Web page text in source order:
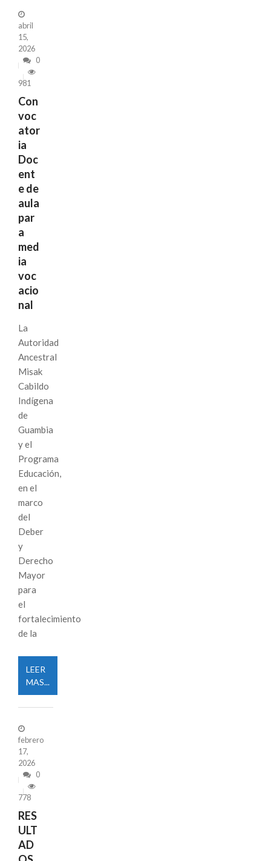
abril
15,
2026
0
981
Con
voc
ator
ia
Doc
ent
e de
aula
par
a
med
ia
voc
acio
nal
La
Autoridad
Ancestral
Misak
Cabildo
Indígena
de
Guambia
y el
Programa
Educación,
en el
marco
del
Deber
y
Derecho
Mayor
para
el
fortalecimiento
de la
LEER
MAS...
febrero
17,
2026
0
778
RES
ULT
AD